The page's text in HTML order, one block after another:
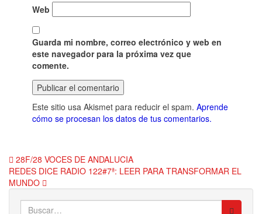
Web
Guarda mi nombre, correo electrónico y web en
este navegador para la próxima vez que
comente.
Este sitio usa Akismet para reducir el spam. Aprende
cómo se procesan los datos de tus comentarios.
Navegación
de
entradas
28F/28 VOCES DE ANDALUCIA
REDES DICE RADIO 122#7ª: LEER PARA TRANSFORMAR EL
MUNDO
Buscar: